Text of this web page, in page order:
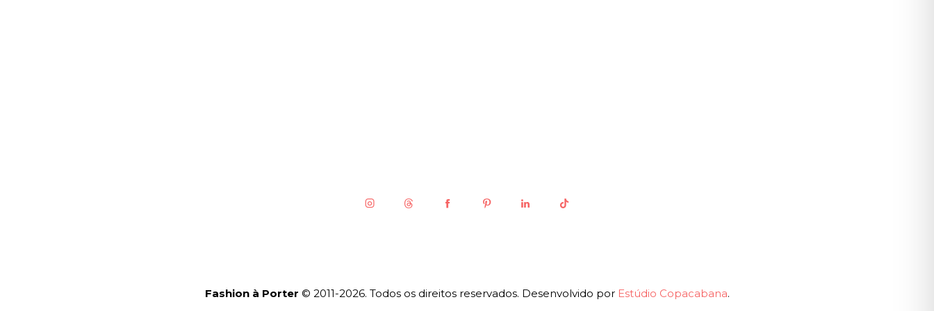
Fashion à Porter © 2011-2026. Todos os direitos reservados. Desenvolvido por Estúdio Copacabana.